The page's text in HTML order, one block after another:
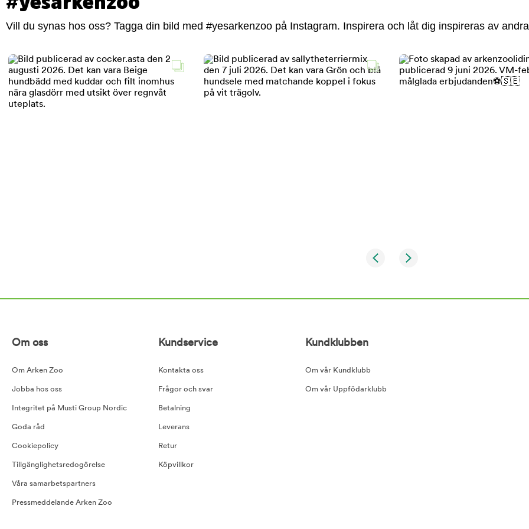
Vill du synas hos oss? Tagga din bild med #yesarkenzoo på Instagram. Inspirera och låt dig inspireras av
Om oss
Om Arken Zoo
Jobba hos oss
Integritet på Musti Group Nordic
Goda råd
Cookiepolicy
Tillgänglighetsredogörelse
Våra samarbetspartners
Pressmeddelande Arken Zoo
Kundservice
Kontakta oss
Frågor och svar
Betalning
Leverans
Retur
Köpvillkor
Kundklubben
Om vår Kundklubb
Om vår Uppfödarklubb